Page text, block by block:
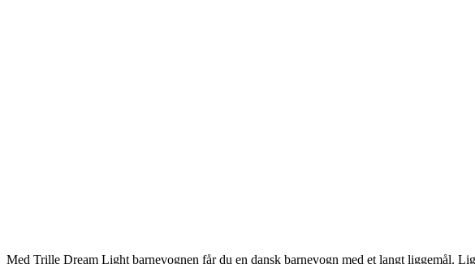
Med Trille Dream Light barnevognen får du en dansk barnevogn med et langt liggemål.